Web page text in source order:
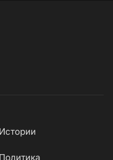
Истории
Политика